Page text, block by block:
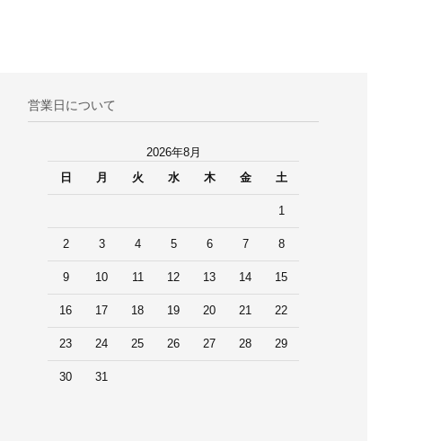
営業日について
2026年8月
日
月 火 水 木 金 土
1
2 3 4 5 6 7 8
9 10 11 12 13 14 15
16 17 18 19 20 21 22
23 24 25 26 27 28 29
30 31